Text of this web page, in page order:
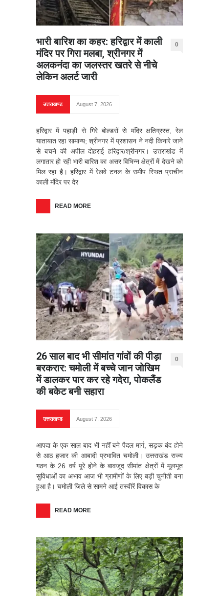
भारी बारिश का कहर: हरिद्वार में काली
मंदिर पर गिरा मलबा, श्रीनगर में
अलकनंदा का जलस्तर खतरे से नीचे
लेकिन अलर्ट जारी
0
उत्तराखण्ड August 7, 2026
हरिद्वार में पहाड़ी से गिरे बोल्डरों से मंदिर क्षतिग्रस्त, रेल
यातायात रहा सामान्य; श्रीनगर में प्रशासन ने नदी किनारे जाने
से बचने की अपील दोहराई हरिद्वार/श्रीनगर। उत्तराखंड में
लगातार हो रही भारी बारिश का असर विभिन्न क्षेत्रों में देखने को
मिल रहा है। हरिद्वार में रेलवे टनल के समीप स्थित प्राचीन
काली मंदिर पर देर
READ MORE
26 साल बाद भी सीमांत गांवों की पीड़ा
बरकरार: चमोली में बच्चे जान जोखिम
में डालकर पार कर रहे गदेरा, पोकलैंड
की बकेट बनी सहारा
0
उत्तराखण्ड August 7, 2026
आपदा के एक साल बाद भी नहीं बने पैदल मार्ग, सड़क बंद होने
से आठ हजार की आबादी प्रभावित चमोली। उत्तराखंड राज्य
गठन के 26 वर्ष पूरे होने के बावजूद सीमांत क्षेत्रों में मूलभूत
सुविधाओं का अभाव आज भी ग्रामीणों के लिए बड़ी चुनौती बना
हुआ है। चमोली जिले से सामने आई तस्वीरें विकास के
READ MORE